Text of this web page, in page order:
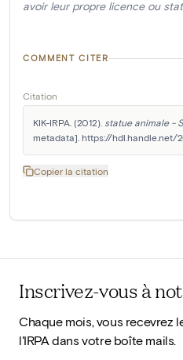
avoir leur propre licence ou
COMMENT CITER
Citation
KIK-IRPA. (2012). statue animale -
metadata]. https://hdl.handle.net/
Copier la citation
Inscrivez-vous à
Chaque mois, vous recevrez
l'IRPA dans votre boîte mails.